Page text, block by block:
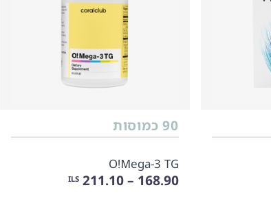
90 כמוסות
O!Мega-3 TG
168.90 – 211.10
ILS